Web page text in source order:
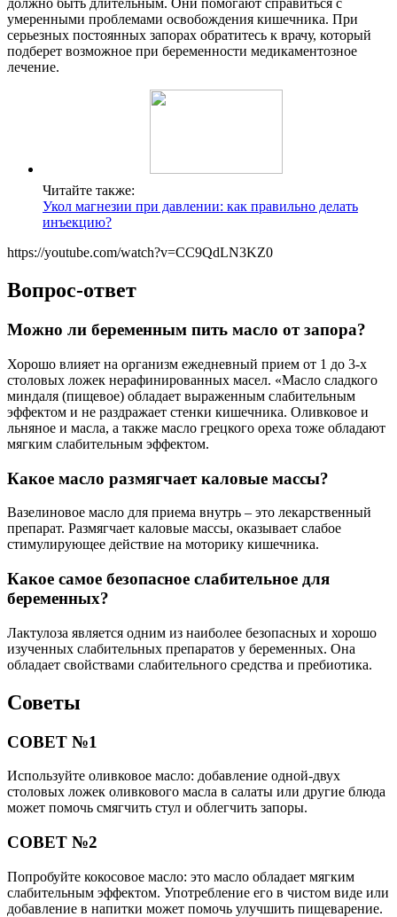
должно быть длительным. Они помогают справиться с
умеренными проблемами освобождения кишечника. При
серьезных постоянных запорах обратитесь к врачу, который
подберет возможное при беременности медикаментозное
лечение.
Читайте также:
Укол магнезии при давлении: как правильно делать
инъекцию?
https://youtube.com/watch?v=CC9QdLN3KZ0
Вопрос-ответ
Можно ли беременным пить масло от запора?
Хорошо влияет на организм ежедневный прием от 1 до 3-х
столовых ложек нерафинированных масел. «Масло сладкого
миндаля (пищевое) обладает выраженным слабительным
эффектом и не раздражает стенки кишечника. Оливковое и
льняное и масла, а также масло грецкого ореха тоже обладают
мягким слабительным эффектом.
Какое масло размягчает каловые массы?
Вазелиновое масло для приема внутрь – это лекарственный
препарат. Размягчает каловые массы, оказывает слабое
стимулирующее действие на моторику кишечника.
Какое самое безопасное слабительное для
беременных?
Лактулоза является одним из наиболее безопасных и хорошо
изученных слабительных препаратов у беременных. Она
обладает свойствами слабительного средства и пребиотика.
Советы
СОВЕТ №1
Используйте оливковое масло: добавление одной-двух
столовых ложек оливкового масла в салаты или другие блюда
может помочь смягчить стул и облегчить запоры.
СОВЕТ №2
Попробуйте кокосовое масло: это масло обладает мягким
слабительным эффектом. Употребление его в чистом виде или
добавление в напитки может помочь улучшить пищеварение.